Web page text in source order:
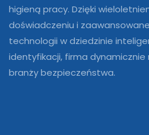
higieną pracy. Dzięki
doświadczeniu i
technologii w dziedzinie
identyfikacji, firma dynamicznie
branży bezpieczeństwa.